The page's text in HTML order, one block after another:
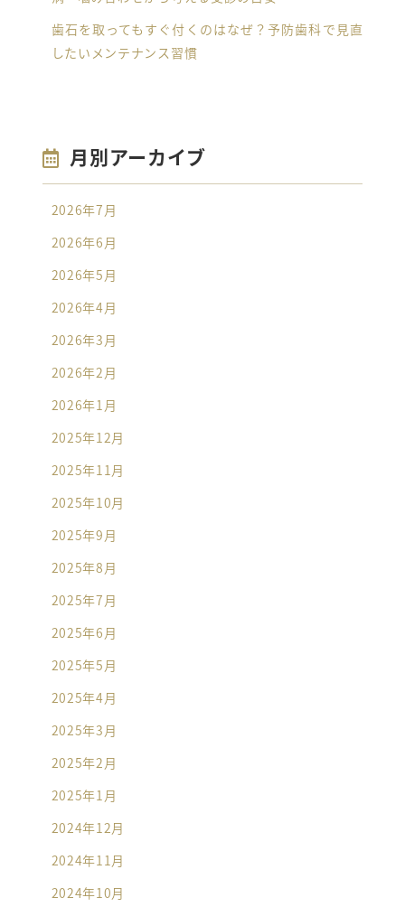
歯石を取ってもすぐ付くのはなぜ？予防歯科で見直
したいメンテナンス習慣
月別アーカイブ
2026年7月
2026年6月
2026年5月
2026年4月
2026年3月
2026年2月
2026年1月
2025年12月
2025年11月
2025年10月
2025年9月
2025年8月
2025年7月
2025年6月
2025年5月
2025年4月
2025年3月
2025年2月
2025年1月
2024年12月
2024年11月
2024年10月